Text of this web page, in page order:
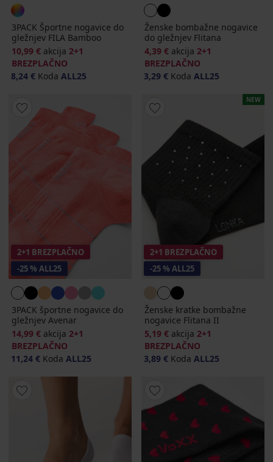
3PACK Športne nogavice do
gležnjev FILA Bamboo
10,99 € akcija 2+1
BREZPLAČNO
8,24 € Koda ALL25
Ženske bombažne nogavice
do gležnjev Flitana
4,39 € akcija 2+1
BREZPLAČNO
3,29 € Koda ALL25
2+1 BREZPLAČNO
-25 % ALL25
3PACK športne nogavice do
gležnjev Avenar
14,99 € akcija 2+1
BREZPLAČNO
11,24 € Koda ALL25
NEW
2+1 BREZPLAČNO
-25 % ALL25
Ženske kratke bombažne
nogavice Flitana II
5,19 € akcija 2+1
BREZPLAČNO
3,89 € Koda ALL25